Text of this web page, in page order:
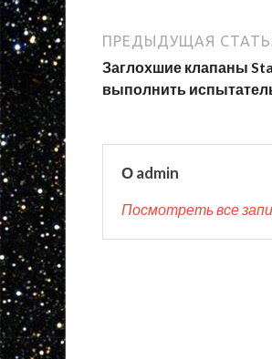
ПРЕДЫДУЩАЯ
Заглохшие клапаны
выполнить
О admin
Посмотреть все